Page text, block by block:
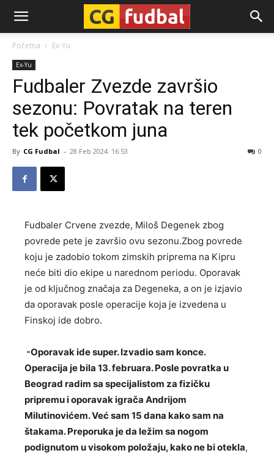
CG-
Fudbal
Početna Ex-Yu
Ex-Yu
Fudbaler Zvezde završio
sezonu: Povratak na teren
tek početkom juna
By CG Fudbal - 28 Feb 2024. 16:53 0
Fudbaler Crvene zvezde, Miloš Degenek zbog
povrede pete je završio ovu sezonu.Zbog povrede
koju je zadobio tokom zimskih priprema na Kipru
neće biti dio ekipe u narednom periodu. Oporavak
je od ključnog značaja za Degeneka, a on je izjavio
da oporavak posle operacije koja je izvedena u
Finskoj ide dobro.
-Oporavak ide super. Izvadio sam konce.
Operacija je bila 13. februara. Posle povratka u
Beograd radim sa specijalistom za fizičku
pripremu i oporavak igrača Andrijom
Milutinovićem. Već sam 15 dana kako sam na
štakama. Preporuka je da ležim sa nogom
podignutom u visokom položaju, kako ne bi otekla,